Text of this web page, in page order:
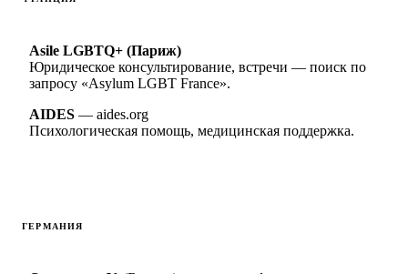
Asile LGBTQ+ (Париж)
Юридическое консультирование, встречи — поиск по
запросу «Asylum LGBT France».
AIDES — aides.org
Психологическая помощь, медицинская поддержка.
ГЕРМАНИЯ